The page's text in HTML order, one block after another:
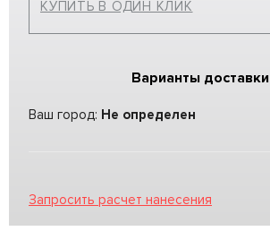
КУПИТЬ В ОДИН КЛИК
Варианты доставки
Ваш город: Не определен
Запросить расчет нанесения